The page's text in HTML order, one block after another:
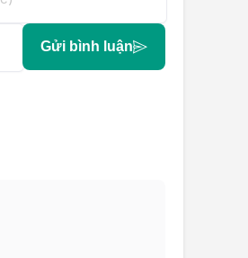
Gửi bình luận